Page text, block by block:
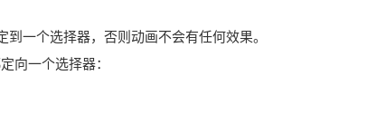
一个选择器，否则动画不会有任何效果。
向一个选择器：